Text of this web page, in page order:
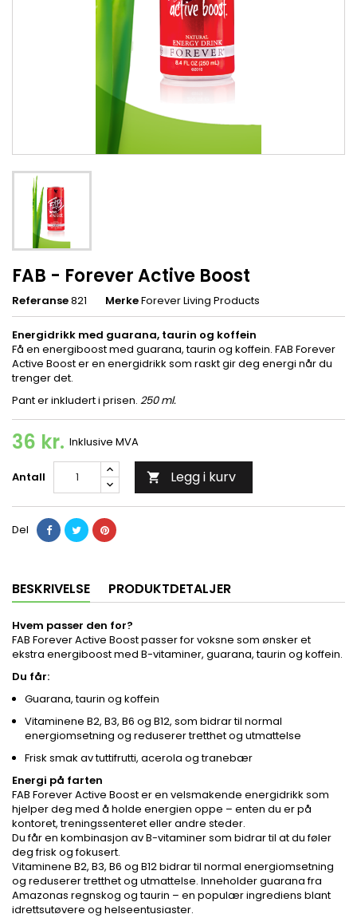
FAB - Forever Active Boost
Referanse821 MerkeForever Living Products
Energidrikk med guarana, taurin og koffein
Få en energiboost med guarana, taurin og koffein. FAB Forever
Active Boost er en energidrikk som raskt gir deg energi når du
trenger det.
Pant er inkludert i prisen. 250 ml.
36 kr. Inklusive MVA
Antall  Legg i kurv
Del
BESKRIVELSE PRODUKTDETALJER
Hvem passer den for?
FAB Forever Active Boost passer for voksne som ønsker et
ekstra energiboost med B-vitaminer, guarana, taurin og koffein.
Du får:
Guarana, taurin og koffein
Vitaminene B2, B3, B6 og B12, som bidrar til normal
energiomsetning og reduserer tretthet og utmattelse
Frisk smak av tuttifrutti, acerola og tranebær
Energi på farten
FAB Forever Active Boost er en velsmakende energidrikk som
hjelper deg med å holde energien oppe – enten du er på
kontoret, treningssenteret eller andre steder.
Du får en kombinasjon av B-vitaminer som bidrar til at du føler
deg frisk og fokusert.
Vitaminene B2, B3, B6 og B12 bidrar til normal energiomsetning
og reduserer tretthet og utmattelse. Inneholder guarana fra
Amazonas regnskog og taurin – en populær ingrediens blant
idrettsutøvere og helseentusiaster.